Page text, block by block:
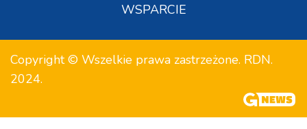
WSPARCIE
Copyright © Wszelkie prawa zastrzeżone. RDN.
2024.